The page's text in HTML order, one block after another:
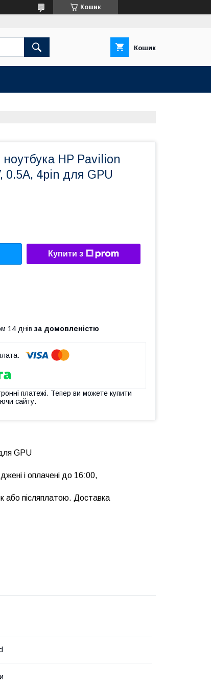
Кошик
Кошик
HP Pavilion
0.5A, 4pin для GPU
Купити з
14 днів за домовленістю
платежі. Тепер ви можете купити
сайту.
GPU
і оплачені до 16:00,
або післяплатою. Доставка